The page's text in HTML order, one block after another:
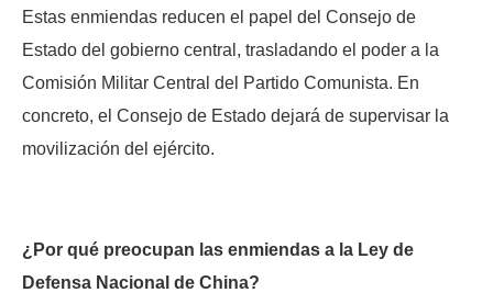
Estas enmiendas reducen el papel del Consejo de
Estado del gobierno central, trasladando el poder a la
Comisión Militar Central del Partido Comunista. En
concreto, el Consejo de Estado dejará de supervisar la
movilización del ejército.
¿Por qué preocupan las enmiendas a la Ley de
Defensa Nacional de China?